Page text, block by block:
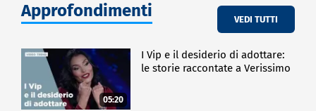
Approfondimenti VEDI TUTTI
05:20
I Vip e il desiderio di adottare:
le storie raccontate a Verissimo